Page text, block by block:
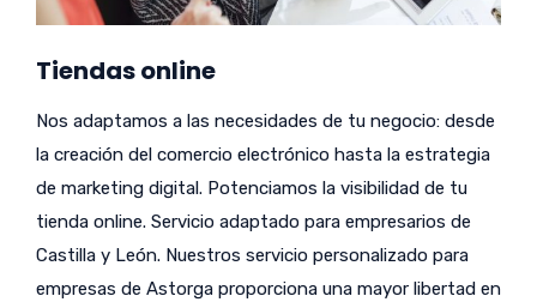
Tiendas online
Nos adaptamos a las necesidades de tu negocio: desde
la creación del comercio electrónico hasta la estrategia
de marketing digital. Potenciamos la visibilidad de tu
tienda online. Servicio adaptado para empresarios de
Castilla y León. Nuestros servicio personalizado para
empresas de Astorga proporciona una mayor libertad en